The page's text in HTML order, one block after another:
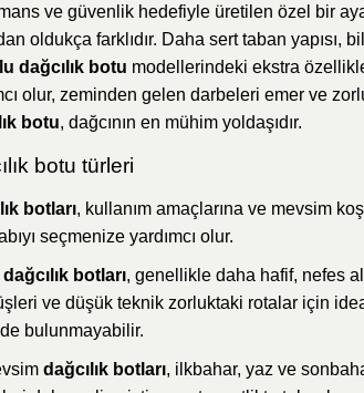
ve güvenlik hedefiyle üretilen özel bir
oldukça farklıdır. Daha sert taban yapısı,
dağcılık botu modellerindeki ekstra
olur, zeminden gelen darbeleri emer ve
botu, dağcının en mühim yoldaşıdır.
botu türleri
botları, kullanım amaçlarına ve mevsim
seçmenize yardımcı olur.
dağcılık botları, genellikle daha hafif, nefes
ve düşük teknik zorluktaki rotalar için
bulunmayabilir.
dağcılık botları, ilkbahar, yaz ve